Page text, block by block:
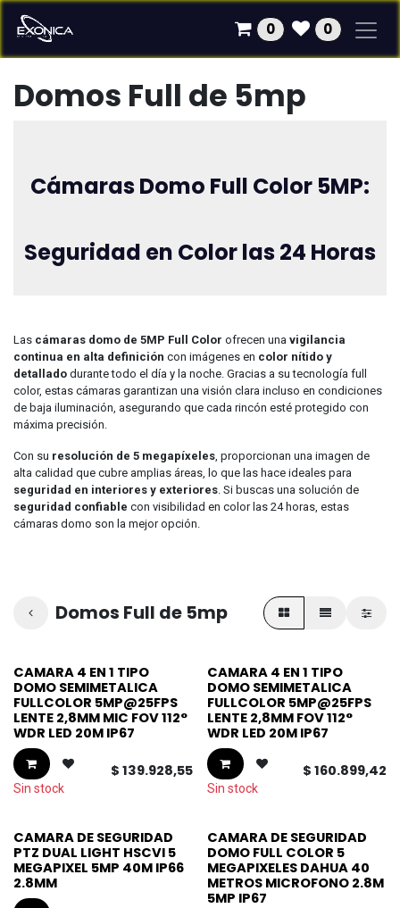
Ir al contenido
0 0
Domos Full de 5mp
Cámaras Domo Full Color 5MP:
Seguridad en Color las 24 Horas
Las cámaras domo de 5MP Full Color ofrecen una vigilancia
continua en alta definición con imágenes en color nítido y
detallado durante todo el día y la noche. Gracias a su tecnología full
color, estas cámaras garantizan una visión clara incluso en condiciones
de baja iluminación, asegurando que cada rincón esté protegido con
máxima precisión.
Con su resolución de 5 megapíxeles , proporcionan una imagen de
alta calidad que cubre amplias áreas, lo que las hace ideales para
seguridad en interiores y exteriores . Si buscas una solución de
seguridad confiable con visibilidad en color las 24 horas, estas
cámaras domo son la mejor opción.
Domos Full de 5mp
CAMARA 4 EN 1 TIPO
DOMO SEMIMETALICA
FULLCOLOR 5MP@25FPS
LENTE 2,8MM MIC FOV 112°
WDR LED 20M IP67
$ 139.928,55
Sin stock
CAMARA 4 EN 1 TIPO
DOMO SEMIMETALICA
FULLCOLOR 5MP@25FPS
LENTE 2,8MM FOV 112°
WDR LED 20M IP67
$ 160.899,42
Sin stock
CAMARA DE SEGURIDAD
PTZ DUAL LIGHT HSCVI 5
MEGAPIXEL 5MP 40M IP66
2.8MM
CAMARA DE SEGURIDAD
DOMO FULL COLOR 5
MEGAPIXELES DAHUA 40
METROS MICROFONO 2.8M
5MP IP67